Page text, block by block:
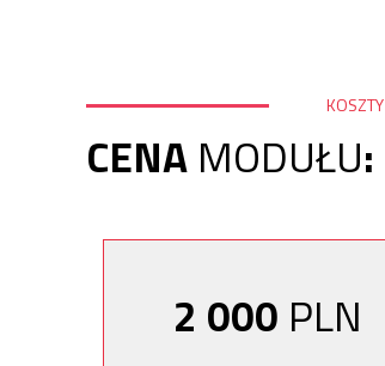
CENA MODUŁU:
KOSZTY
2 000 PLN